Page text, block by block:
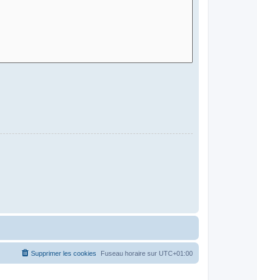
Fuseau horaire sur UTC+01:00
Supprimer les cookies